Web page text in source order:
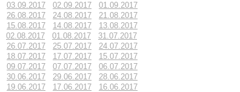
03.09.2017 02.09.2017
01.09.2017
26.08.2017 24.08.2017
21.08.2017
15.08.2017 14.08.2017
13.08.2017
02.08.2017 01.08.2017
31.07.2017
26.07.2017 25.07.2017
24.07.2017
18.07.2017 17.07.2017
15.07.2017
09.07.2017 07.07.2017
06.07.2017
30.06.2017 29.06.2017
28.06.2017
19.06.2017 17.06.2017
16.06.2017